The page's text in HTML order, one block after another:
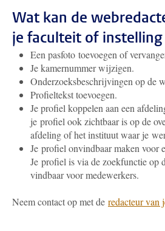
Wat kan de
je faculteit of instelling
Een pasfoto toevoegen of
Je kamernummer wijzigen.
Onderzoeksbeschrijvingen op de
Profieltekst toevoegen.
Je profiel koppelen aan een
je profiel ook zichtbaar is op de
afdeling of het instituut waar je
Je profiel onvindbaar maken voor
Je profiel is via de zoekfunctie op
vindbaar voor medewerkers.
Neem contact op met de redacteur van